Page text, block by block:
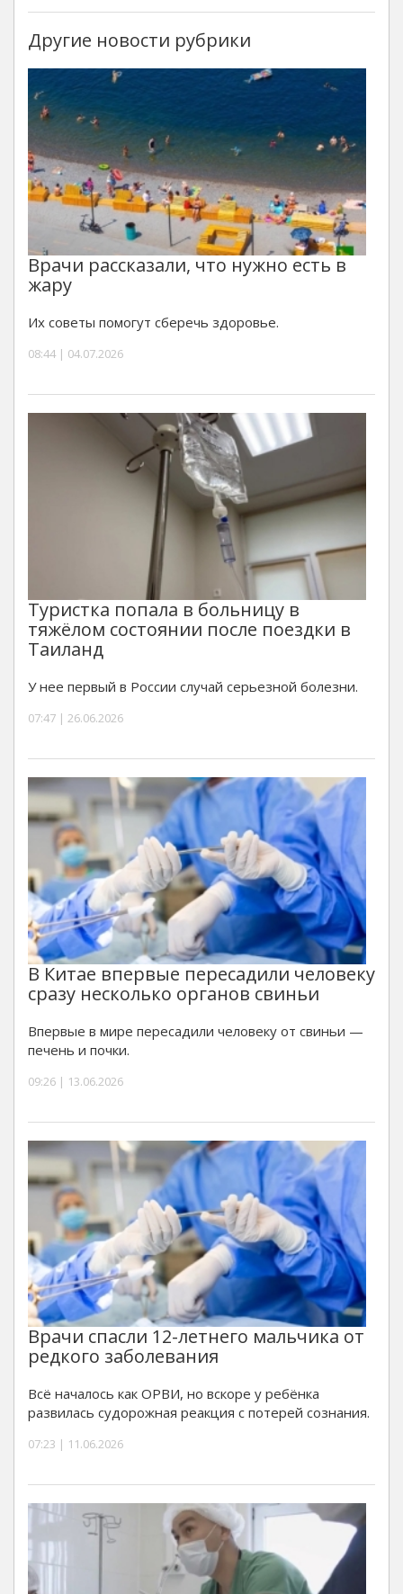
Другие новости рубрики
Врачи рассказали, что нужно есть в
жару
Их советы помогут сберечь здоровье.
08:44 | 04.07.2026
Туристка попала в больницу в
тяжёлом состоянии после поездки в
Таиланд
У нее первый в России случай серьезной болезни.
07:47 | 26.06.2026
В Китае впервые пересадили человеку
сразу несколько органов свиньи
Впервые в мире пересадили человеку от свиньи —
печень и почки.
09:26 | 13.06.2026
Врачи спасли 12-летнего мальчика от
редкого заболевания
Всё началось как ОРВИ, но вскоре у ребёнка
развилась судорожная реакция с потерей сознания.
07:23 | 11.06.2026